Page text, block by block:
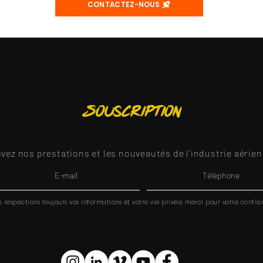
CONTACTEZ-NOUS
Souscription
nos prestations et les nouveautés de l'industrie
respections toujours vos informations et votre vie privée, merci pour votre